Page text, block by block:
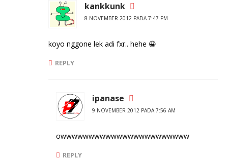
kankkunk
8 NOVEMBER 2012 PADA 7:47 PM
koyo nggone lek adi fxr.. hehe 😀
REPLY
ipanase
9 NOVEMBER 2012 PADA 7:56 AM
owwwwwwwwwwwwwwwwwwwwwww
REPLY